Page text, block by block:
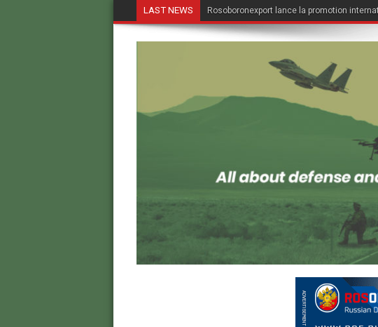
LAST NEWS Rosoboronexport lance la promotion